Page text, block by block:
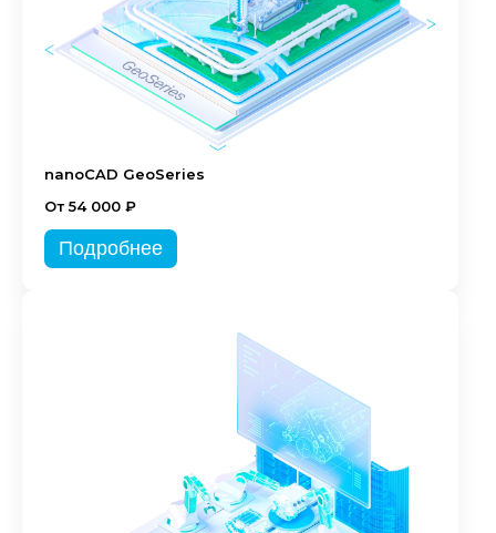
nanoCAD GeoSeries
От 54 000 ₽
Подробнее